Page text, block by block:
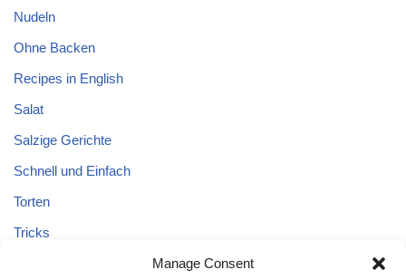
Manage Consent
Nudeln
Ohne Backen
Recipes in English
Salat
Salzige Gerichte
Schnell und Einfach
Torten
Tricks